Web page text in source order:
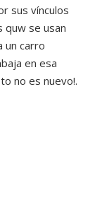
sus vínculos
quw se usan
un carro
en esa
no es nuevo!.